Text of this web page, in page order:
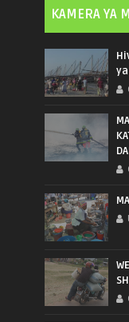
KAMERA YA